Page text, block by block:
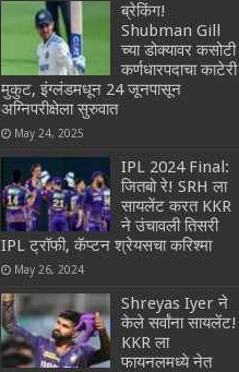
ब्रेकिंग!
Shubman Gill
च्या डोक्यावर कसोटी
कर्णधारपदाचा काटेरी
मुकुट, इंग्लंडमधून 24 जूनपासून
अग्निपरीक्षेला सुरुवात
May 24, 2025
IPL 2024 Final:
जितबो रे! SRH ला
सायलेंट करत KKR
ने उंचावली तिसरी
IPL ट्रॉफी, कॅप्टन श्रेयसचा करिश्मा
May 26, 2024
Shreyas Iyer ने
केले सर्वांना सायलेंट!
KKR ला
फायनलमध्ये नेत